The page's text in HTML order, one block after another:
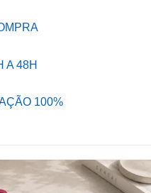
A 48H
100%